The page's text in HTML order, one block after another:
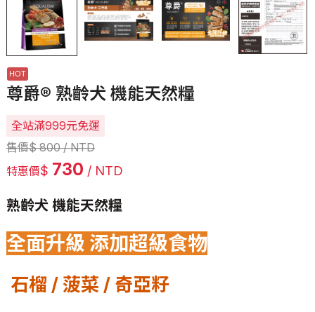
尊爵® 熟齡犬 機能天然糧
全站滿999元免運
售價$ 800 / NTD
特惠價$ 730 / NTD
熟齡犬 機能天然糧
全面升級 添加超級食物
石榴 / 菠菜 / 奇亞籽